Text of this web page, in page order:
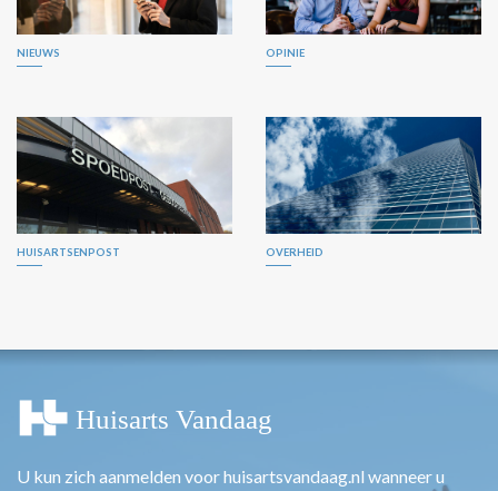
NIEUWS OPINIE
HUISARTSENPOST OVERHEID
U kun zich aanmelden voor huisartsvandaag.nl wanneer u